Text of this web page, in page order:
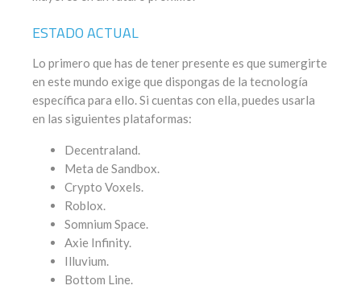
ESTADO ACTUAL
Lo primero que has de tener presente es que sumergirte
en este mundo exige que dispongas de la tecnología
específica para ello. Si cuentas con ella, puedes usarla
en las siguientes plataformas:
Decentraland.
Meta de Sandbox.
Crypto Voxels.
Roblox.
Somnium Space.
Axie Infinity.
Illuvium.
Bottom Line.